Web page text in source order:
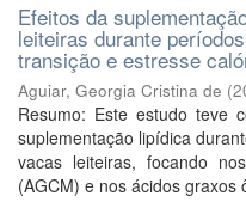
Efeitos da
leiteiras durante
transição e estresse
Aguiar, Georgia Cristina de (
Resumo: Este estudo teve
suplementação lipídica
vacas leiteiras, focando
(AGCM) e nos ácidos graxos